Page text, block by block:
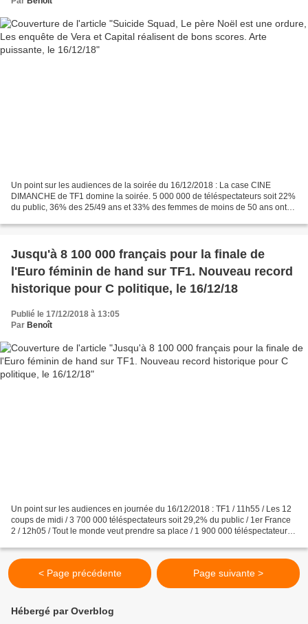
Un point sur les audiences de la soirée du 16/12/2018 : La case CINE
DIMANCHE de TF1 domine la soirée. 5 000 000 de téléspectateurs soit 22%
du public, 36% des 25/49 ans et 33% des femmes de moins de 50 ans ont
Jusqu'à 8 100 000 français pour la finale de
l'Euro féminin de hand sur TF1. Nouveau record
historique pour C politique, le 16/12/18
Publié le 17/12/2018 à 13:05
Par Benoît
Un point sur les audiences en journée du 16/12/2018 : TF1 / 11h55 / Les 12
coups de midi / 3 700 000 téléspectateurs soit 29,2% du public / 1er France
2 / 12h05 / Tout le monde veut prendre sa place / 1 900 000 téléspectateurs
< Page précédente Page suivante >
Hébergé par Overblog